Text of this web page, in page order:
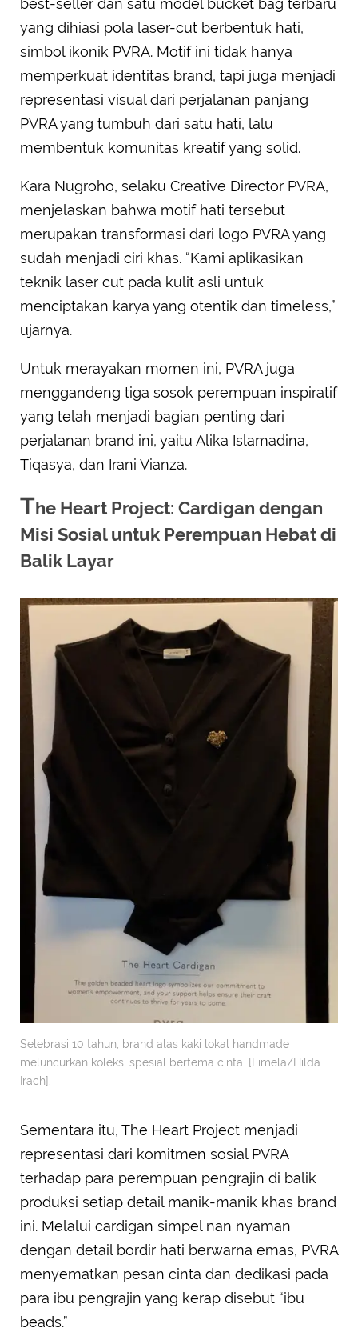
best-seller dan satu model bucket bag terbaru
yang dihiasi pola laser-cut berbentuk hati,
simbol ikonik PVRA. Motif ini tidak hanya
memperkuat identitas brand, tapi juga menjadi
representasi visual dari perjalanan panjang
PVRA yang tumbuh dari satu hati, lalu
membentuk komunitas kreatif yang solid.
Kara Nugroho, selaku Creative Director PVRA,
menjelaskan bahwa motif hati tersebut
merupakan transformasi dari logo PVRA yang
sudah menjadi ciri khas. “Kami aplikasikan
teknik laser cut pada kulit asli untuk
menciptakan karya yang otentik dan timeless,”
ujarnya.
Untuk merayakan momen ini, PVRA juga
menggandeng tiga sosok perempuan inspiratif
yang telah menjadi bagian penting dari
perjalanan brand ini, yaitu Alika Islamadina,
Tiqasya, dan Irani Vianza.
The Heart Project: Cardigan dengan
Misi Sosial untuk Perempuan Hebat di
Balik Layar
Selebrasi 10 tahun, brand alas kaki lokal handmade
meluncurkan koleksi spesial bertema cinta. [Fimela/Hilda
Irach].
Sementara itu, The Heart Project menjadi
representasi dari komitmen sosial PVRA
terhadap para perempuan pengrajin di balik
produksi setiap detail manik-manik khas brand
ini. Melalui cardigan simpel nan nyaman
dengan detail bordir hati berwarna emas, PVRA
menyematkan pesan cinta dan dedikasi pada
para ibu pengrajin yang kerap disebut “ibu
beads.”